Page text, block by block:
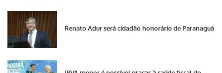
Renato Adur será cidadão honorário de Paranaguá